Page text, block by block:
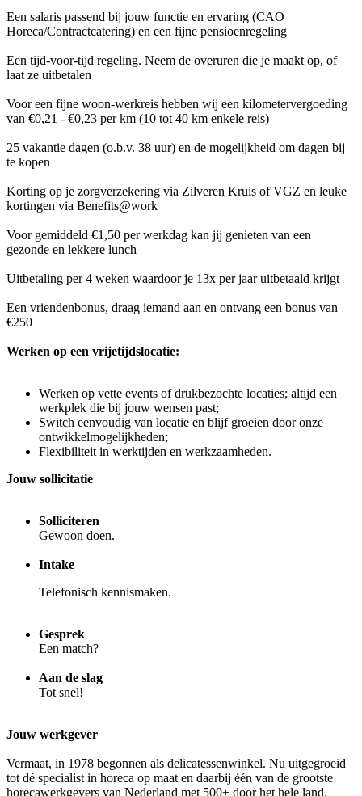
Een salaris passend bij jouw functie en ervaring (CAO
Horeca/Contractcatering) en een fijne pensioenregeling
Een tijd-voor-tijd regeling. Neem de overuren die je maakt op, of
laat ze uitbetalen
Voor een fijne woon-werkreis hebben wij een kilometervergoeding
van €0,21 - €0,23 per km (10 tot 40 km enkele reis)
25 vakantie dagen (o.b.v. 38 uur) en de mogelijkheid om dagen bij
te kopen
Korting op je zorgverzekering via Zilveren Kruis of VGZ en leuke
kortingen via Benefits@work
Voor gemiddeld €1,50 per werkdag kan jij genieten van een
gezonde en lekkere lunch
Uitbetaling per 4 weken waardoor je 13x per jaar uitbetaald krijgt
Een vriendenbonus, draag iemand aan en ontvang een bonus van
€250
Werken op een vrijetijdslocatie:
Werken op vette events of drukbezochte locaties; altijd een
werkplek die bij jouw wensen past;
Switch eenvoudig van locatie en blijf groeien door onze
ontwikkelmogelijkheden;
Flexibiliteit in werktijden en werkzaamheden.
Jouw sollicitatie
Solliciteren
Gewoon doen.
Intake
Telefonisch kennismaken.
Gesprek
Een match?
Aan de slag
Tot snel!
Jouw werkgever
Vermaat, in 1978 begonnen als delicatessenwinkel. Nu uitgegroeid
tot dé specialist in horeca op maat en daarbij één van de grootste
horecawerkgevers van Nederland met 500+ door het hele land.